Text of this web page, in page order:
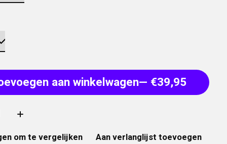
aan winkelwagen
— €39,95
om te vergelijken Aan verlanglijst toevoegen